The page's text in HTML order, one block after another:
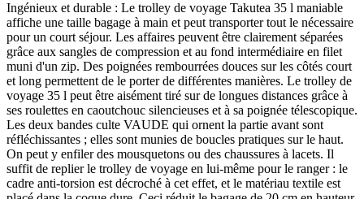
Ingénieux et durable : Le trolley de voyage Takutea 35 l maniable
affiche une taille bagage à main et peut transporter tout le nécessaire
pour un court séjour. Les affaires peuvent être clairement séparées
grâce aux sangles de compression et au fond intermédiaire en filet
muni d'un zip. Des poignées rembourrées douces sur les côtés court
et long permettent de le porter de différentes manières. Le trolley de
voyage 35 l peut être aisément tiré sur de longues distances grâce à
ses roulettes en caoutchouc silencieuses et à sa poignée télescopique.
Les deux bandes culte VAUDE qui ornent la partie avant sont
réfléchissantes ; elles sont munies de boucles pratiques sur le haut.
On peut y enfiler des mousquetons ou des chaussures à lacets. Il
suffit de replier le trolley de voyage en lui-même pour le ranger : le
cadre anti-torsion est décroché à cet effet, et le matériau textile est